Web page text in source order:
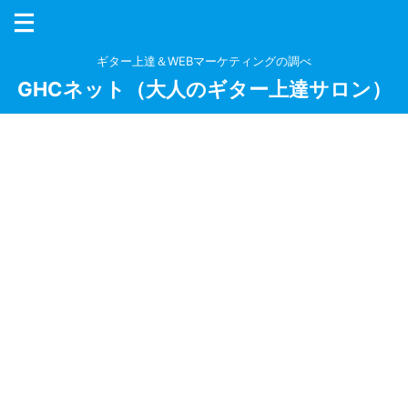
ギター上達＆WEBマーケティングの調べ
GHCネット（大人のギター上達サロン）